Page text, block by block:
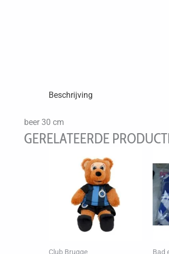
Beschrijving
beer 30 cm
GERELATEERDE
Club Brugge Bad